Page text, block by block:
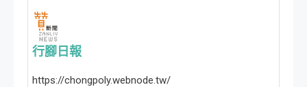
行腳日報
https://chongpoly.webnode.tw/